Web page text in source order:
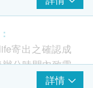
狀況
(HPV DNA) 為
寄出之確認成
公時間內致電
預約服務。
詳情